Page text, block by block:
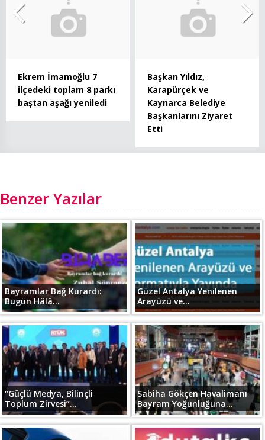
Ekrem İmamoğlu 7
ilçedeki toplam 8 parkı
baştan aşağı yeniledi
Başkan Yıldız,
Karapürçek ve
Kaynarca Belediye
Başkanlarını Ziyaret
Etti
Benzer Yazılar
Bayramlar Bağ Kurardı:
Bugün Hâlâ...
Güzel Antalya Yenilenen
Arayüzü ve...
“Güçlü Medya, Bilinçli
Toplum Zirvesi”...
Sabiha Gökçen Havalimanı
Bayram Yoğunluğuna...